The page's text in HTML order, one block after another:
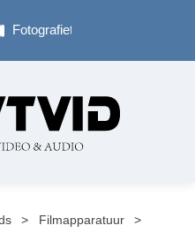
Fotografietips
Filmapparatuur